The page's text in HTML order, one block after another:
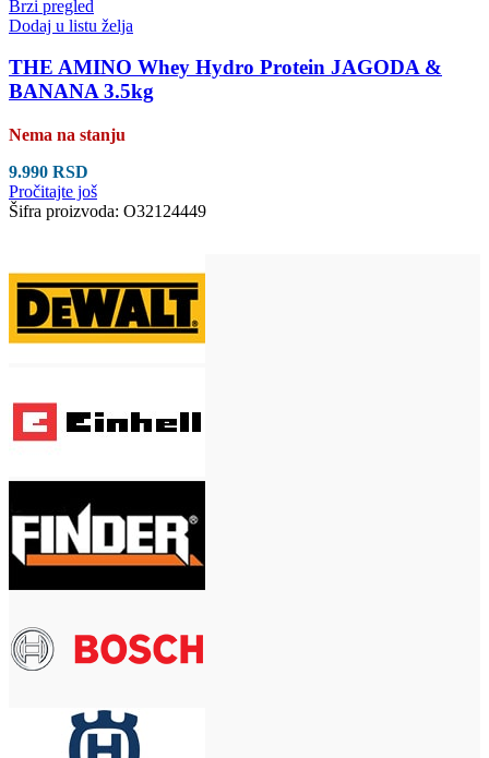
Brzi pregled
Dodaj u listu želja
THE AMINO Whey Hydro Protein JAGODA &
BANANA 3.5kg
Nema na stanju
9.990 RSD
Pročitajte još
Šifra proizvoda: O32124449